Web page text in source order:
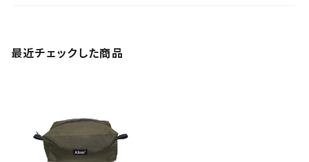
最近チェックした商品